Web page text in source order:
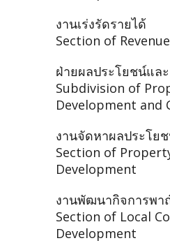
งานเร่งรัดรายได้
Section of
ฝ่ายผลประโยชน์แล
Subdivision of
Development and
งานจัดหาผลประโย
Section of
Development
งานพัฒนากิจการพ
Section of Local
Development